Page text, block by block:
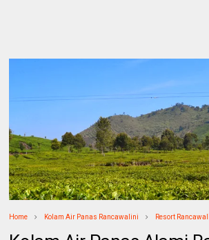
Home Kolam Air Panas Rancawalini Resort